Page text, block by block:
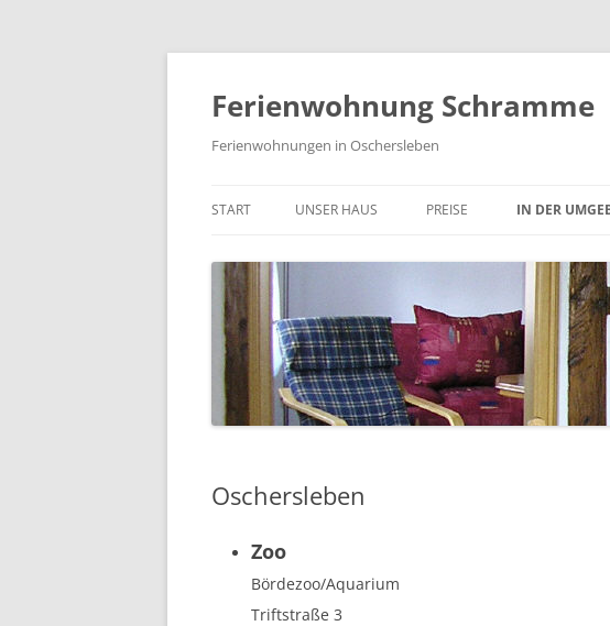
Zum
springen
Ferienwohnung Schramme
Ferienwohnungen in Oschersleben
START UNSER HAUS PREISE IN DER
Oschersleben
Zoo
Bördezoo/Aquarium
Triftstraße 3